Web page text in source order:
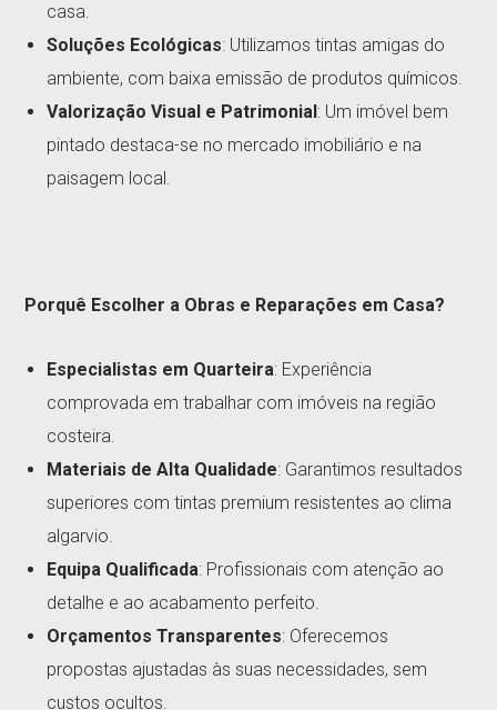
casa.
Soluções Ecológicas: Utilizamos tintas amigas do
ambiente, com baixa emissão de produtos químicos.
Valorização Visual e Patrimonial : Um imóvel bem
pintado destaca-se no mercado imobiliário e na
paisagem local.
Porquê Escolher a Obras e Reparações em Casa?
Especialistas em Quarteira: Experiência
comprovada em trabalhar com imóveis na região
costeira.
Materiais de Alta Qualidade: Garantimos resultados
superiores com tintas premium resistentes ao clima
algarvio.
Equipa Qualificada: Profissionais com atenção ao
detalhe e ao acabamento perfeito.
Orçamentos Transparentes: Oferecemos
propostas ajustadas às suas necessidades, sem
custos ocultos.